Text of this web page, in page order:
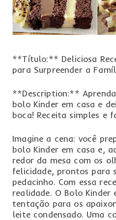
**Título:** Deliciosa
para Surpreender a
**Description:**
bolo Kinder em casa e
boca! Receita simples e
Imagine a cena: você
bolo Kinder em casa e,
redor da mesa com os
felicidade, prontos para
pedacinho. Com essa
realidade. O Bolo Kinder
tentação para os
leite condensado. Uma